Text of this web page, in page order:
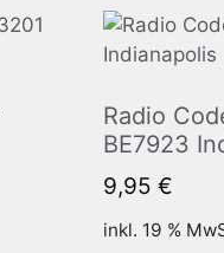
Radio
BE7923
9,95 €
inkl. 19 %